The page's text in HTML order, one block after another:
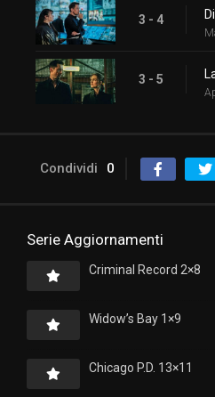
3 - 4
3 - 5
Condividi 0
Serie Aggiornamenti
Criminal Record 2×8
Widow’s Bay 1×9
Chicago P.D. 13×11